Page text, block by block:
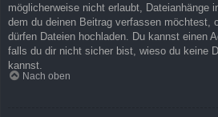
möglicherweise nicht erlaubt, Dateianhänge
dem du deinen Beitrag verfassen möchtest,
dürfen Dateien hochladen. Du kannst einen
falls du dir nicht sicher bist, wieso du keine
kannst.
Nach oben